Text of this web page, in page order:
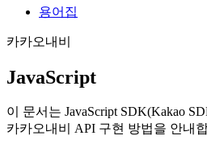
용어집
카카오내비
JavaScript
이 문서는 JavaScript SDK(Kakao
카카오내비 API 구현 방법을 안내